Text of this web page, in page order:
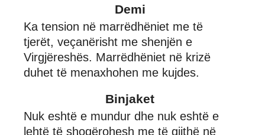
Demi
Ka tension në marrëdhëniet me të
tjerët, veçanërisht me shenjën e
Virgjëreshës. Marrëdhëniet në krizë
duhet të menaxhohen me kujdes.
Binjaket
Nuk eshtë e mundur dhe nuk eshtë e
lehtë të shoqërohesh me të gjithë në